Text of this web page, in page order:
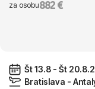
za osobu882 €
Št 13.8 - Št
Bratislava -